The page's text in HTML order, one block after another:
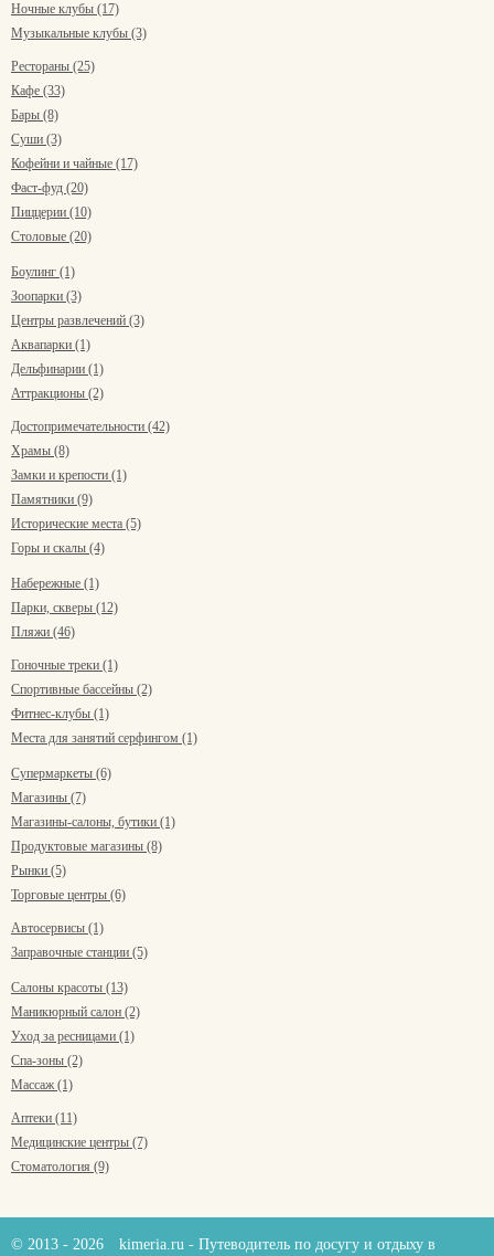
Ночные клубы (17)
Музыкальные клубы (3)
Рестораны (25)
Кафе (33)
Бары (8)
Суши (3)
Кофейни и чайные (17)
Фаст-фуд (20)
Пиццерии (10)
Столовые (20)
Боулинг (1)
Зоопарки (3)
Центры развлечений (3)
Аквапарки (1)
Дельфинарии (1)
Аттракционы (2)
Достопримечательности (42)
Храмы (8)
Замки и крепости (1)
Памятники (9)
Исторические места (5)
Горы и скалы (4)
Набережные (1)
Парки, скверы (12)
Пляжи (46)
Гоночные треки (1)
Спортивные бассейны (2)
Фитнес-клубы (1)
Места для занятий серфингом (1)
Супермаркеты (6)
Магазины (7)
Магазины-салоны, бутики (1)
Продуктовые магазины (8)
Рынки (5)
Торговые центры (6)
Автосервисы (1)
Заправочные станции (5)
Салоны красоты (13)
Маникюрный салон (2)
Уход за ресницами (1)
Спа-зоны (2)
Массаж (1)
Аптеки (11)
Медицинские центры (7)
Стоматология (9)
© 2013 - 2026 kimeria.ru - Путеводитель по досугу и отдыху в